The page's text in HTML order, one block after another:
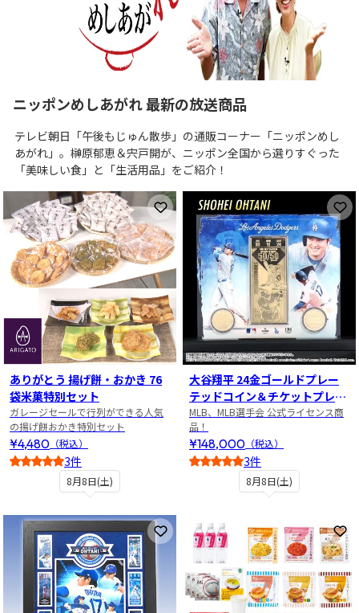
ニッポンめしあがれ 最新の放送商品
テレビ朝日「午後もじゅん散歩」の通販コーナー「ニッポンめし
あがれ」。榊原郁恵＆宍戸開が、ニッポン全国から選りすぐった
「美味しい食」と「生活用品」をご紹介！
8月8日(土)
お気に入りに登録
ありがとう 揚げ餅・おかき 76
袋米菓特別セット
ガレージセールで行列ができる人気
の揚げ餅おかき特別セット
¥4,480 （税込）
3件
8月8日(土)
お
大谷翔平 24金ゴールドプレー
テッドコイン＆チケットプレー
トセット
MLB、MLB選手会 公式ライセンス商
品！
¥148,000 （税込）
3件
お気に入りに登録 お